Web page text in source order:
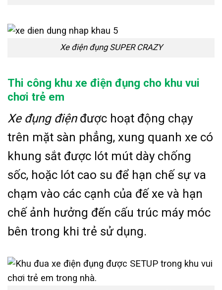
Xe điện đụng SUPER CRAZY
Thi công khu xe điện đụng cho khu vui
chơi trẻ em
Xe đụng điệnđược hoạt động chạy
trên mặt sàn phẳng, xung quanh xe có
khung sắt được lót mút dày chống
sốc, hoặc lót cao su để hạn chế sự va
chạm vào các cạnh của đế xe và hạn
chế ảnh hưởng đến cấu trúc máy móc
bên trong khi trẻ sử dụng.